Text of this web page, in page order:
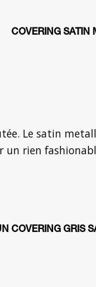
COVERING SATIN
Le satin
un rien
COVERING GRIS